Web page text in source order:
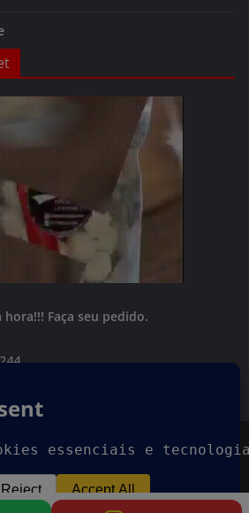
hora!!! Faça seu pedido.
Goiania Urgente. Todos os direitos
reservados.